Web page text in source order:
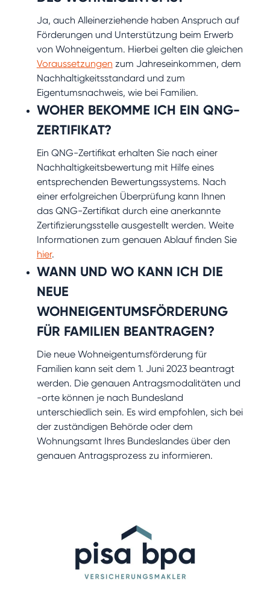
Ja, auch Alleinerziehende haben Anspruch auf
Förderungen und Unterstützung beim Erwerb
von Wohneigentum. Hierbei gelten die gleichen
Voraussetzungen zum Jahreseinkommen, dem
Nachhaltigkeitsstandard und zum
Eigentumsnachweis, wie bei Familien.
WOHER BEKOMME ICH EIN QNG-
ZERTIFIKAT?
Ein QNG-Zertifikat erhalten Sie nach einer
Nachhaltigkeitsbewertung mit Hilfe eines
entsprechenden Bewertungssystems. Nach
einer erfolgreichen Überprüfung kann Ihnen
das QNG-Zertifikat durch eine anerkannte
Zertifizierungsstelle ausgestellt werden. Weite
Informationen zum genauen Ablauf finden Sie
hier.
WANN UND WO KANN ICH DIE
NEUE
WOHNEIGENTUMSFÖRDERUNG
FÜR FAMILIEN BEANTRAGEN?
Die neue Wohneigentumsförderung für
Familien kann seit dem 1. Juni 2023 beantragt
werden. Die genauen Antragsmodalitäten und
-orte können je nach Bundesland
unterschiedlich sein. Es wird empfohlen, sich bei
der zuständigen Behörde oder dem
Wohnungsamt Ihres Bundeslandes über den
genauen Antragsprozess zu informieren.